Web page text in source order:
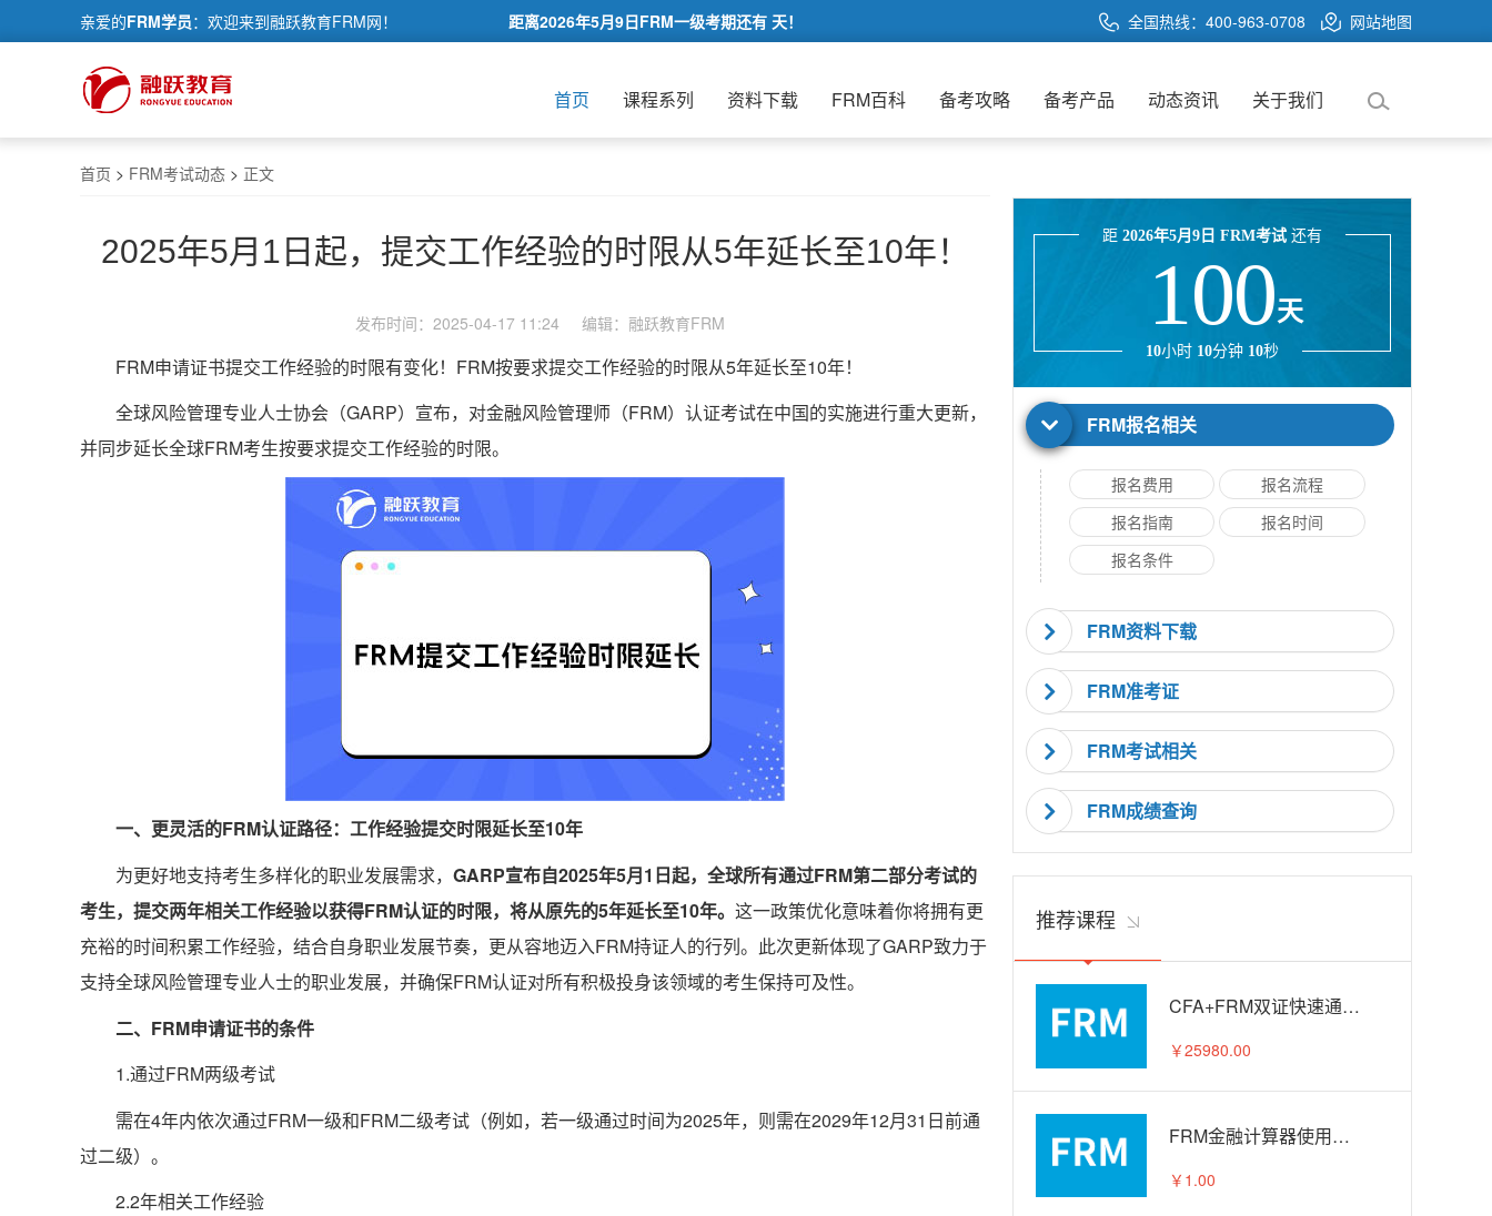
亲爱的FRM学员：欢迎来到融跃教育FRM网！ 距离2026年5月9日FRM一级考期还有 天！ 全国热线：400-963-0708 网站地图
首页 课程系列 资料下载 FRM百科 备考攻略 备考产品 动态资讯 关于我们
首页 > FRM考试动态 > 正文
2025年5月1日起，提交工作经验的时限从5年延长至10年！
发布时间：2025-04-17 11:24 编辑：融跃教育FRM
FRM申请证书提交工作经验的时限有变化！FRM按要求提交工作经验的时限从5年延长至10年！
全球风险管理专业人士协会（GARP）宣布，对金融风险管理师（FRM）认证考试在中国的实施进行重大更新，
并同步延长全球FRM考生按要求提交工作经验的时限。
一、更灵活的FRM认证路径：工作经验提交时限延长至10年
为更好地支持考生多样化的职业发展需求， GARP宣布自2025年5月1日起，全球所有通过FRM第二部分考试的
考生，提交两年相关工作经验以获得FRM认证的时限，将从原先的5年延长至10年。 这一政策优化意味着你将拥有更
充裕的时间积累工作经验，结合自身职业发展节奏，更从容地迈入FRM持证人的行列。此次更新体现了GARP致力于
支持全球风险管理专业人士的职业发展，并确保FRM认证对所有积极投身该领域的考生保持可及性。
二、FRM申请证书的条件
1.通过FRM两级考试‌
需在4年内依次通过FRM一级和FRM二级考试（例如，若一级通过时间为2025年，则需在2029年12月31日前通
过二级）。
‌2.2年相关工作经验‌
距 2026年5月9日 FRM考试 还有
100天
10小时 10分钟 10秒
FRM报名相关
报名费用
报名流程
报名指南
报名时间
报名条件
FRM资料下载
FRM准考证
FRM考试相关
FRM成绩查询
推荐课程
CFA+FRM双证快速通关APS智播课A计划
￥25980.00
FRM金融计算器使用教程
￥1.00